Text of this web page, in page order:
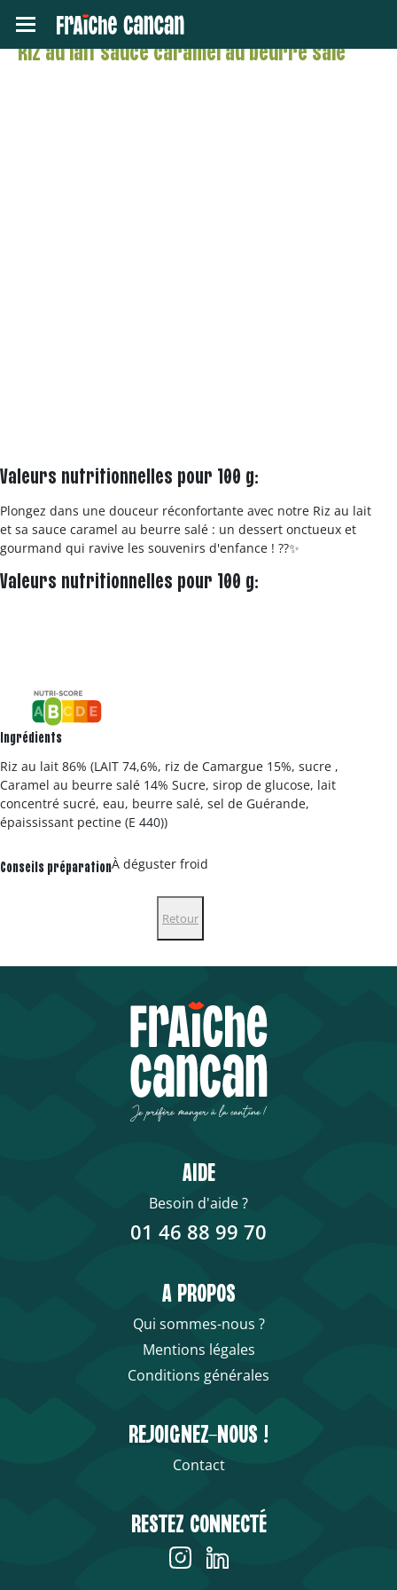
Toggle navigation
Riz au lait sauce caramel au beurre salé
Valeurs nutritionnelles pour 100 g:
Plongez dans une douceur réconfortante avec notre Riz au lait
et sa sauce caramel au beurre salé : un dessert onctueux et
gourmand qui ravive les souvenirs d'enfance ! ??✨
Valeurs nutritionnelles pour 100 g:
Ingrédients
Riz au lait 86% (LAIT 74,6%, riz de Camargue 15%, sucre ,
Caramel au beurre salé 14% Sucre, sirop de glucose, lait
concentré sucré, eau, beurre salé, sel de Guérande,
épaississant pectine (E 440))
Conseils préparationÀ déguster froid
Retour
AIDE
Besoin d'aide ?
01 46 88 99 70
A PROPOS
Qui sommes-nous ?
Mentions légales
Conditions générales
REJOIGNEZ-NOUS !
Contact
RESTEZ CONNECTÉ